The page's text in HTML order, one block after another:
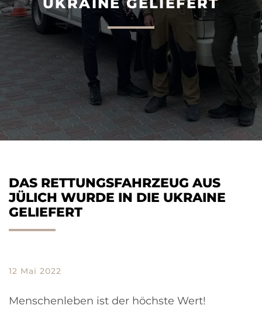
AGILIS 360D
DAS RETTUNGSFAHRZEUG AUS
JÜLICH WURDE IN DIE UKRAINE
GELIEFERT
12 Mai 2022
Menschenleben ist der höchste Wert!